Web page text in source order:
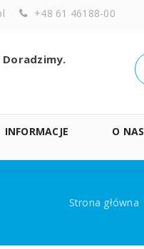
+48 61 46188-00
INFORMACJE O NAS
Strona główna